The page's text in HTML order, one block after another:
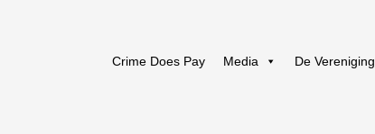
Crime Does Pay Media De Vereniging